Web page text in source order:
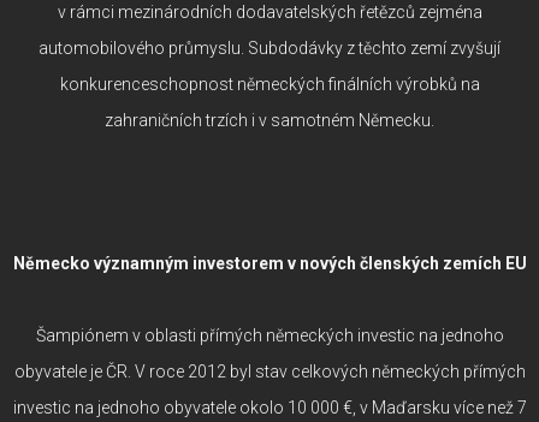
v rámci mezinárodních dodavatelských řetězců zejména
automobilového průmyslu. Subdodávky z těchto zemí zvyšují
konkurenceschopnost německých finálních výrobků na
zahraničních trzích i v samotném Německu.
Německo významným investorem v nových členských zemích EU
Šampiónem v oblasti přímých německých investic na jednoho
obyvatele je ČR. V roce 2012 byl stav celkových německých přímých
investic na jednoho obyvatele okolo 10 000 €, v Maďarsku více než 7